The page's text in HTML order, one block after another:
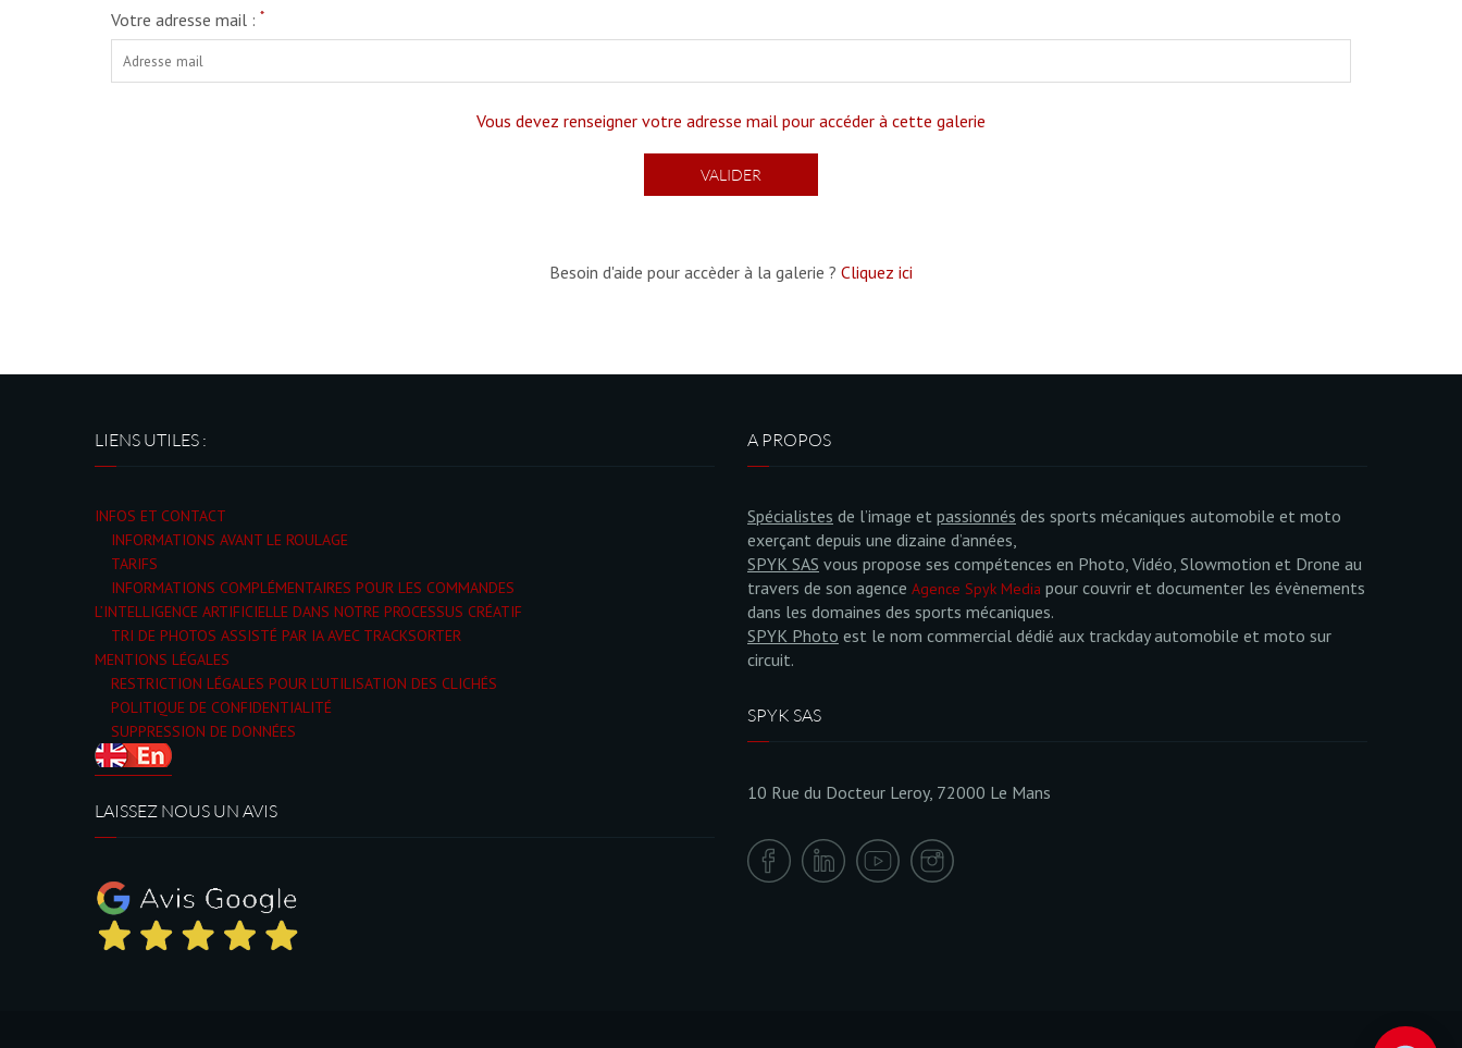
Votre adresse mail : *
Vous devez renseigner votre adresse mail pour accéder à cette galerie
Besoin d'aide pour accèder à la galerie ? Cliquez ici
LIENS UTILES :
INFOS ET CONTACT
INFORMATIONS AVANT LE ROULAGE
TARIFS
INFORMATIONS COMPLÉMENTAIRES POUR LES COMMANDES
L’INTELLIGENCE ARTIFICIELLE DANS NOTRE PROCESSUS CRÉATIF
TRI DE PHOTOS ASSISTÉ PAR IA AVEC TRACKSORTER
MENTIONS LÉGALES
RESTRICTION LÉGALES POUR L’UTILISATION DES CLICHÉS
POLITIQUE DE CONFIDENTIALITÉ
SUPPRESSION DE DONNÉES
LAISSEZ NOUS UN AVIS
A PROPOS
Spécialistes de l’image et passionnés des sports mécaniques automobile et moto
exerçant depuis une dizaine d’années,
SPYK SAS vous propose ses compétences en Photo, Vidéo, Slowmotion et Drone au
travers de son agence Agence Spyk Media pour couvrir et documenter les évènements
dans les domaines des sports mécaniques.
SPYK Photo est le nom commercial dédié aux trackday automobile et moto sur
circuit.
SPYK SAS
10 Rue du Docteur Leroy, 72000 Le Mans